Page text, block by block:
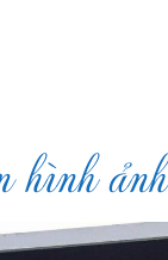
ảnh